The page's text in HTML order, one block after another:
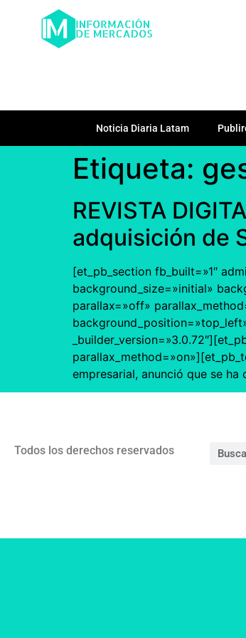
Noticia Diaria Latam
Etiqueta:
REVISTA
adquisición de
[et_pb_section fb_built=»1″
background_size=»initial»
parallax=»off»
empresarial, anunció que se
Todos los derechos reservados